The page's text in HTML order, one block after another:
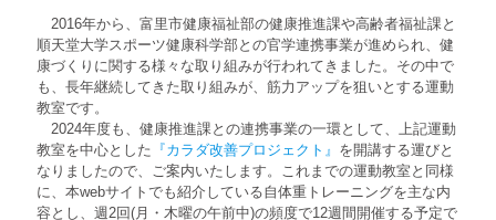
2016年から、富里市健康福祉部の健康推進課や高齢者福祉課と
順天堂大学スポーツ健康科学部との官学連携事業が進められ、健
康づくりに関する様々な取り組みが行われてきました。その中で
も、長年継続してきた取り組みが、筋力アップを狙いとする運動
教室です。
2024年度も、健康推進課との連携事業の一環として、上記運動
教室を中心とした 『カラダ改善プロジェクト』 を開講する運びと
なりましたので、ご案内いたします。これまでの運動教室と同様
に、本webサイトでも紹介している自体重トレーニングを主な内
容とし、週2回(月・木曜の午前中)の頻度で12週間開催する予定で